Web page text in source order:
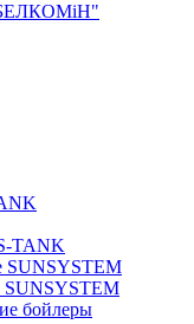
"БЕЛКОМiН"
TANK
SUNSYSTEM
SUNSYSTEM
бойлеры